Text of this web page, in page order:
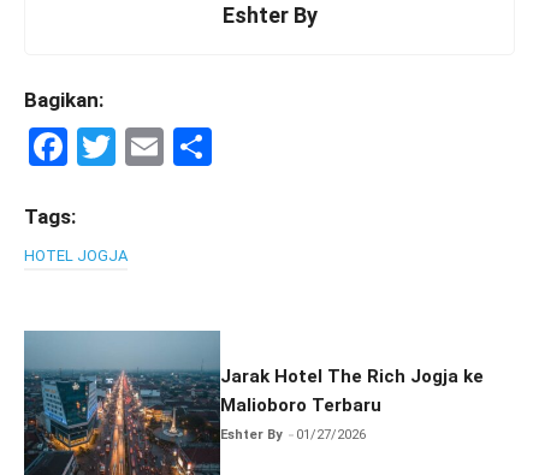
Eshter By
Bagikan:
F
ce
b
o
k
T
er
E
Tags:
HOTEL JOGJA
Jarak Hotel The Rich Jogja ke
Malioboro Terbaru
Eshter By 01/27/2026